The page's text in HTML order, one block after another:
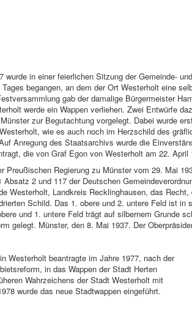
wurde in einer feierlichen Sitzung der Gemeinde-
begangen, an dem der Ort Westerholt eine
gab der damalige Bürgermeister
werde ein Wappen verliehen. Zwei Entwürfe
zur Begutachtung vorgelegt. Dabei wurde
wie es auch noch im Herzschild des
Anregung des Staatsarchivs wurde die
die von Graf Egon von Westerholt am 22. April
Preußischen Regierung zu Münster vom 29. Mai
Absatz 2 und 117 der Deutschen
Westerholt, Landkreis Recklinghausen, das
Schild. Das 1. obere und 2. untere Feld ist in
und 1. untere Feld trägt auf silbernem Grunde
gelegt. Münster, den 8. Mai 1937. Der
Westerholt beantragte im Jahre 1977, nach der
in das Wappen der Stadt Herten
Wahrzeichens der Stadt Westerholt mit
wurde das neue Stadtwappen eingeführt.